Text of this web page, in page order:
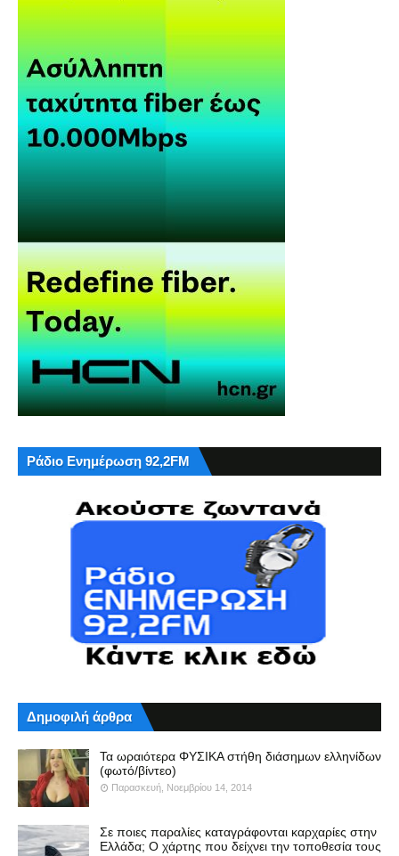
Ράδιο Ενημέρωση 92,2FM
Δημοφιλή άρθρα
Τα ωραιότερα ΦΥΣΙΚΑ στήθη διάσημων ελληνίδων
(φωτό/βίντεο)
Παρασκευή, Νοεμβρίου 14, 2014
Σε ποιες παραλίες καταγράφονται καρχαρίες στην
Ελλάδα; Ο χάρτης που δείχνει την τοποθεσία τους